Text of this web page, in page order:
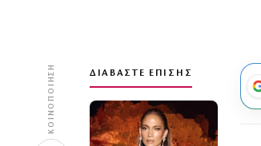
ΚΟΙΝΟΠΟΊΗΣΗ ΔΙΑΒΆΣΤΕ ΕΠΊΣΗΣ